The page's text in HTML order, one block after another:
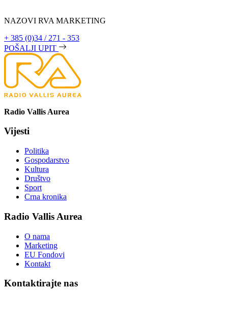
NAZOVI RVA MARKETING
+ 385 (0)34 / 271 - 353
POŠALJI UPIT
Radio Vallis Aurea
Vijesti
Politika
Gospodarstvo
Kultura
Društvo
Sport
Crna kronika
Radio Vallis Aurea
O nama
Marketing
EU Fondovi
Kontakt
Kontaktirajte nas